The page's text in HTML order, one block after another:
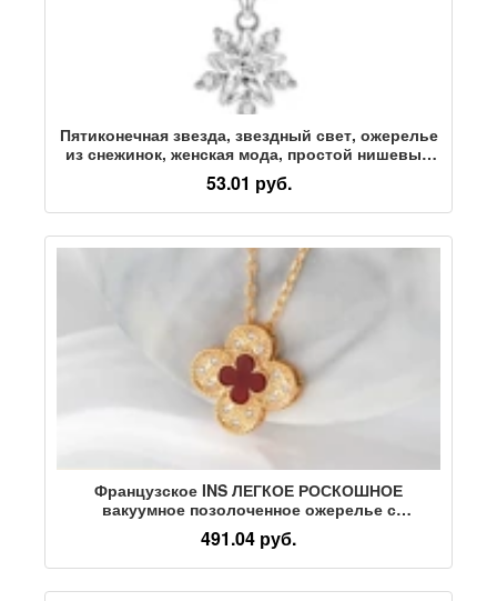
Пятиконечная звезда, звездный свет, ожерелье
из снежинок, женская мода, простой нишевый
дизайн, высококачественная цепочка для
ключиц, выпущенная фабрикой от имени
53.01 руб.
Французское INS ЛЕГКОЕ РОСКОШНОЕ
вакуумное позолоченное ожерелье с
индивидуальностью, ТЕМПЕРАМЕНТОМ,
модная женская цепочка на ключицу, простое
высококачественное ожерелье
491.04 руб.